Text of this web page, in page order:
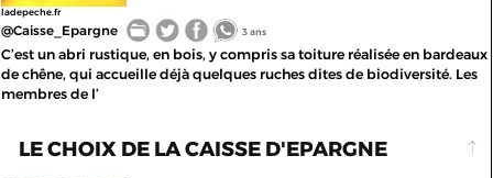
ladepeche.fr
@Caisse_Epargne 3 ans
C’est un abri rustique, en bois, y compris sa toiture réalisée en bardeaux
de chêne, qui accueille déjà quelques ruches dites de biodiversité. Les
membres de l’
LE CHOIX DE LA CAISSE D'EPARGNE